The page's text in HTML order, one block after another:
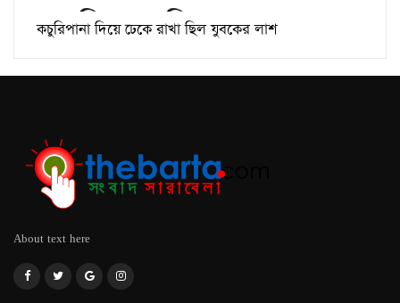
কচুরিপানা দিয়ে ঢেকে রাখা ছিল যুবকের লাশ
About text here